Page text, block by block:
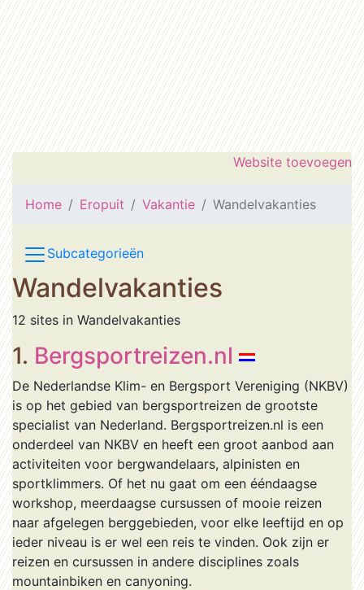
Website toevoegen
Home Eropuit Vakantie Wandelvakanties
Subcategorieën
Wandelvakanties
12 sites in Wandelvakanties
1. Bergsportreizen.nl
De Nederlandse Klim- en Bergsport Vereniging (NKBV)
is op het gebied van bergsportreizen de grootste
specialist van Nederland. Bergsportreizen.nl is een
onderdeel van NKBV en heeft een groot aanbod aan
activiteiten voor bergwandelaars, alpinisten en
sportklimmers. Of het nu gaat om een ééndaagse
workshop, meerdaagse cursussen of mooie reizen
naar afgelegen berggebieden, voor elke leeftijd en op
ieder niveau is er wel een reis te vinden. Ook zijn er
reizen en cursussen in andere disciplines zoals
mountainbiken en canyoning.